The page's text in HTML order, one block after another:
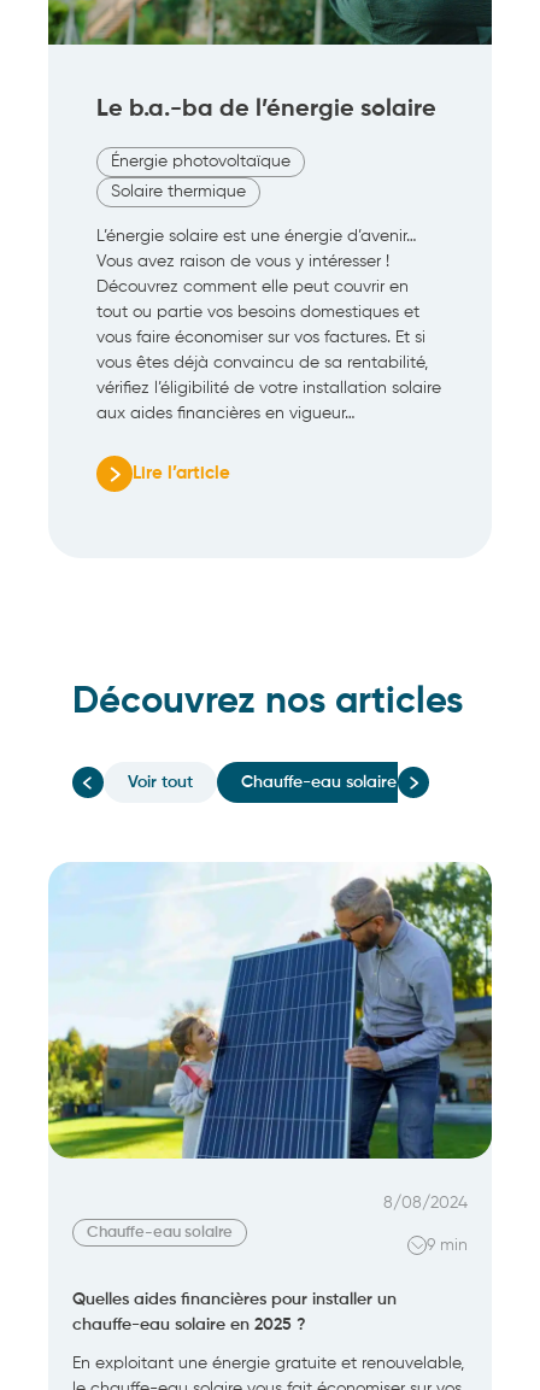
Le b.a.-ba de l’énergie solaire
Énergie photovoltaïque
Solaire thermique
L’énergie solaire est une énergie d’avenir…
Vous avez raison de vous y intéresser !
Découvrez comment elle peut couvrir en
tout ou partie vos besoins domestiques et
vous faire économiser sur vos factures. Et si
vous êtes déjà convaincu de sa rentabilité,
vérifiez l’éligibilité de votre installation solaire
aux aides financières en vigueur…
Lire l’article
:
Découvrez nos articles
Voir tout Chauffe-eau solaire
Chauffe-eau solaire
8/08/2024
9 min
Quelles aides financières pour installer un
chauffe-eau solaire en 2025 ?
En exploitant une énergie gratuite et renouvelable,